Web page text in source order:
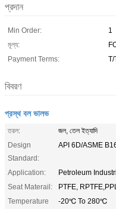
প্রদান
Min Order:
1
মূল্য:
Payment Terms:
T/
বিবরণ
প্রস্থ বল ভালভ
তরল:
জল, তেল ইত্যাদি
Design
Standard:
API 6D/ASME
Application:
Petroleum
Seat Materail:
PTFE,
Temperature
-20℃ To 280℃